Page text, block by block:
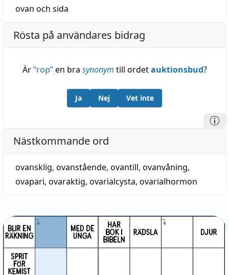
ovan och sida
Rösta på användares bidrag
Är“rop”en bra synonym till ordetauktionsbud?
Ja Nej Vet inte
Nästkommande ord
ovansklig, ovanstående, ovantill, ovanvåning,
ovapari, ovaraktig, ovarialcysta, ovarialhormon